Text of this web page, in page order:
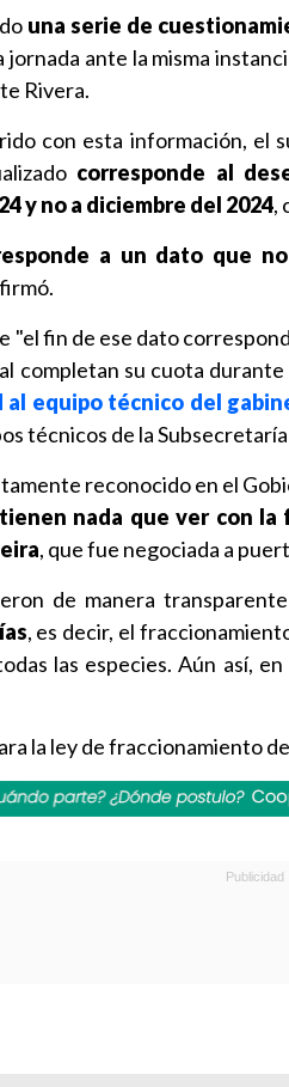
una serie de
ante la misma
Rivera.
con esta información, el
corresponde al
y no a diciembre del 2024,
a un dato que
"el fin de ese dato
completan su cuota durante
al equipo técnico del
técnicos de la
reconocido en el
nada que ver con
, que fue negociada a
de manera
, es decir, el
las especies. Aún así,
la ley de fraccionamiento